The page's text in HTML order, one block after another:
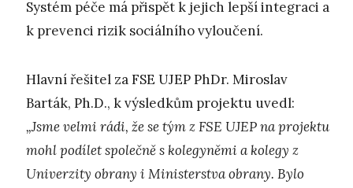
Systém péče má přispět k jejich lepší integraci a
k prevenci rizik sociálního vyloučení.
Hlavní řešitel za FSE UJEP PhDr. Miroslav
Barták, Ph.D., k výsledkům projektu uvedl:
„Jsme velmi rádi, že se tým z FSE UJEP na projektu
mohl podílet společně s kolegyněmi a kolegy z
Univerzity obrany i Ministerstva obrany. Bylo